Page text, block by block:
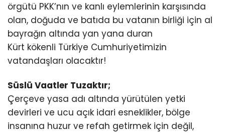
örgütü PKK’nın ve kanlı eylemlerinin karşısında
olan, doğuda ve batıda bu vatanın birliği için al
bayrağın altında yan yana duran
Kürt kökenli Türkiye Cumhuriyetimizin
vatandaşları olacaktır!
Süslü Vaatler Tuzaktır;
Çerçeve yasa adı altında yürütülen yetki
devirleri ve ucu açık idari esneklikler, bölge
insanına huzur ve refah getirmek için değil,